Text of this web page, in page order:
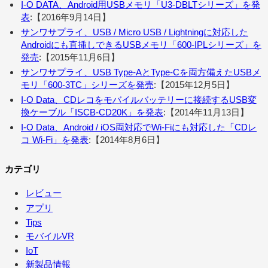
I-O DATA、Android用USBメモリ「U3-DBLTシリーズ」を発
表:【2016年9月14日】
サンワサプライ、USB / Micro USB / Lightningに対応した
Androidにも直挿しできるUSBメモリ「600-IPLシリーズ」を
発売:【2015年11月6日】
サンワサプライ、USB Type-AとType-Cを両方備えたUSBメ
モリ「600-3TC」シリーズを発売:【2015年12月5日】
I-O Data、CDレコをモバイルバッテリーに接続するUSB変
換ケーブル「ISCB-CD20K」を発表:【2014年11月13日】
I-O Data、Android / iOS両対応でWi-Fiにも対応した「CDレ
コ Wi-Fi」を発表:【2014年8月6日】
カテゴリ
レビュー
アプリ
Tips
モバイルVR
IoT
新製品情報